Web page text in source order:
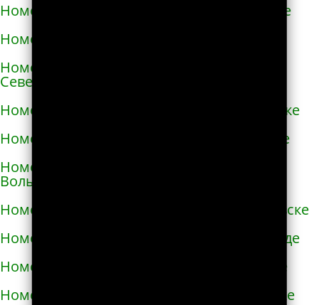
Номера телефонов такси в Новой Каховке
Номера телефонов такси в Новой Одессе
Номера телефонов такси в Новгороде-
Северском
Номера телефонов такси в Новоалексеевке
Номера телефонов такси в Нововолынске
Номера телефонов такси в Новограде-
Волынском
Номера телефонов такси в Новоднестровске
Номера телефонов такси в Новомиргороде
Номера телефонов такси в Новоукраинке
Номера телефонов такси в Новояворовске